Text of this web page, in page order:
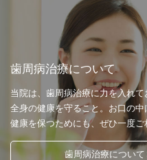
歯周病治療について
当院は、歯周病治療に力を入れて
全身の健康を守ること。お口の中
健康を保つためにも、ぜひ一度ご
歯周病治療について